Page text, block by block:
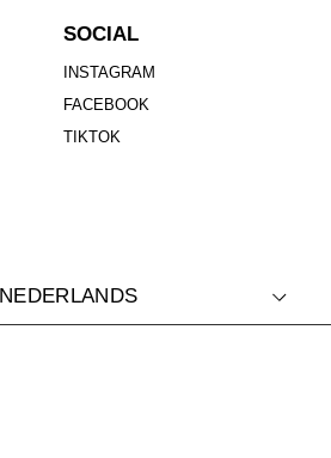
SOCIAL
INSTAGRAM
FACEBOOK
TIKTOK
NEDERLANDS